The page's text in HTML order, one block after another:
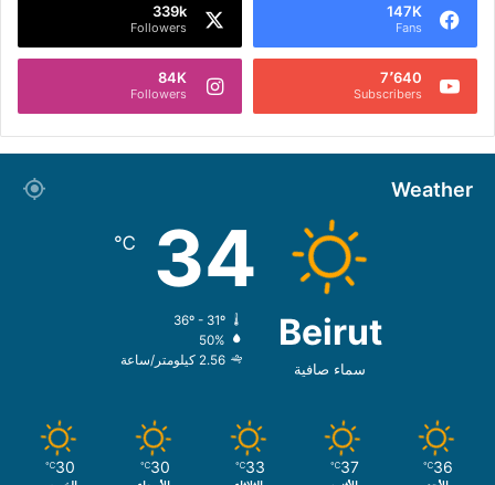
147K
Fans
339k
Followers
7٬640
Subscribers
84K
Followers
Weather
Beirut
سماء صافية
34
℃
36º - 31º
50%
2.56 كيلومتر/ساعة
36
℃
37
℃
33
℃
30
℃
30
℃